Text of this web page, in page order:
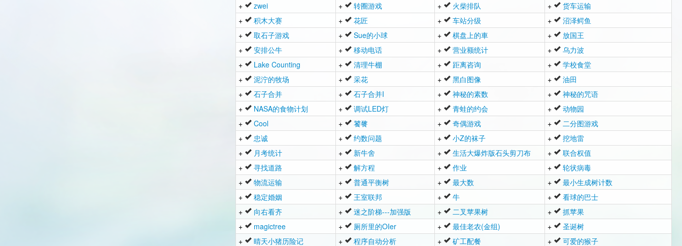
+
zwei + 转圈游戏 + 火柴排队 +
货车运输
+
积木大赛 + 花匠 + 车站分级 +
沼泽鳄鱼
+
取石子游戏 + Sue的小球 + 棋盘上的車 +
放国王
+
安排公牛 + 移动电话 + 营业额统计 +
乌力波
+
Lake Counting + 清理牛棚 + 距离咨询 +
学校食堂
+
泥泞的牧场 + 采花 + 黑白图像 +
油田
+
石子合并 + 石子合并I + 神秘的素数 +
神秘的咒语
+
NASA的食物计划 + 调试LED灯 + 青蛙的约会 +
动物园
+
Cool + 饕餮 + 奇偶游戏 +
二分图游戏
+
忠诚 + 约数问题 + 小Z的袜子 +
挖地雷
+
月考统计 + 新牛舍 + 生活大爆炸版石头剪刀布 +
联合权值
+
寻找道路 + 解方程 + 作业 +
轮状病毒
+
物流运输 + 普通平衡树 + 最大数 +
最小生成树计数
+
稳定婚姻 + 王室联邦 + 牛 +
看球的巴士
+
向右看齐 + 迷之阶梯---加强版 + 二叉苹果树 +
抓苹果
+
magictree + 厕所里的OIer + 最佳老农(金组) +
圣诞树
+
晴天小猪历险记 + 程序自动分析 + 矿工配餐 + 可爱的猴子